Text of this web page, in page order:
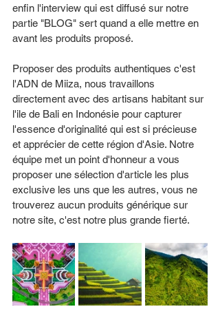
enfin l'interview qui est diffusé sur notre
partie "BLOG" sert quand a elle mettre en
avant les produits proposé.
Proposer des produits authentiques c'est
l'ADN de Miiza, nous travaillons
directement avec des artisans habitant sur
l'ile de Bali en Indonésie pour capturer
l'essence d'originalité qui est si précieuse
et apprécier de cette région d'Asie. Notre
équipe met un point d'honneur a vous
proposer une sélection d'article les plus
exclusive les uns que les autres, vous ne
trouverez aucun produits générique sur
notre site, c'est notre plus grande fierté.